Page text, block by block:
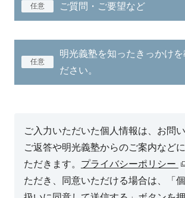
任意 ご質問・ご要望など
任意
明光義塾を知ったきっかけを
ださい。
ご入力いただいた個人情報は、お問
ご返答や明光義塾からのご案内など
ただきます。 プライバシーポリシー
ただき、同意いただける場合は、「